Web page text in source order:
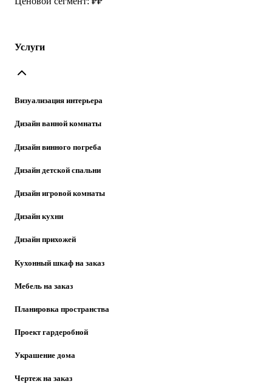
Услуги
Визуализация интерьера
Дизайн ванной комнаты
Дизайн винного погреба
Дизайн детской спальни
Дизайн игровой комнаты
Дизайн кухни
Дизайн прихожей
Кухонный шкаф на заказ
Мебель на заказ
Планировка пространства
Проект гардеробной
Украшение дома
Чертеж на заказ